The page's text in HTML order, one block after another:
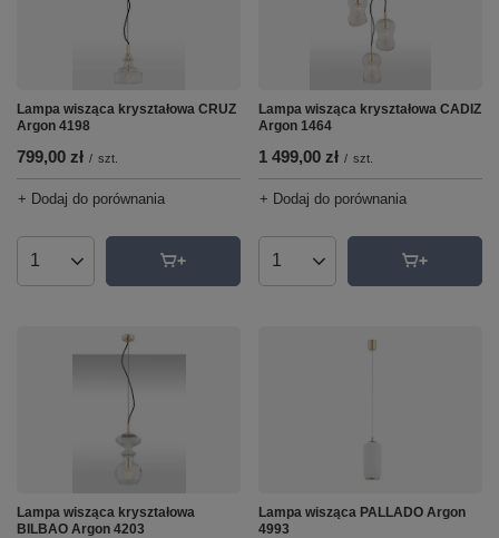
Lampa wisząca kryształowa CRUZ
Argon 4198
799,00 zł / szt.
+ Dodaj do porównania
Ilość produktów
Lampa wisząca kryształowa CADIZ
Argon 1464
1 499,00 zł / szt.
+ Dodaj do porównania
Ilość produktów
Lampa wisząca kryształowa
BILBAO Argon 4203
Lampa wisząca PALLADO Argon
4993